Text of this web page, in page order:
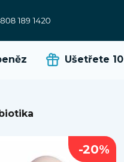
Ušetřete 10 %
-20%